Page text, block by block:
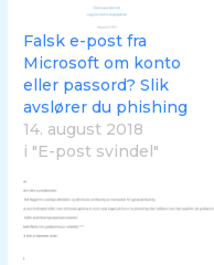
Falsk e-post fra
Microsoft om konto
eller passord? Slik
avslører du phishing
14. august 2018
i "E-post svindel"